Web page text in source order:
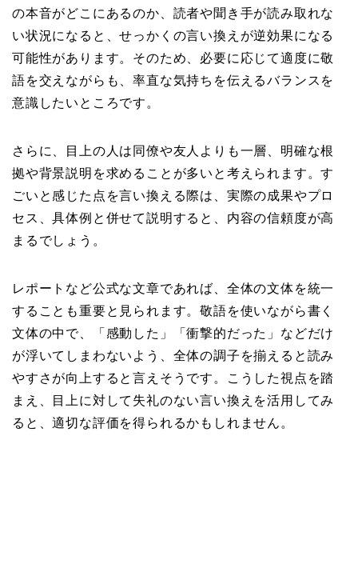
の本音がどこにあるのか、読者や聞き手が読み取れな
い状況になると、せっかくの言い換えが逆効果になる
可能性があります。そのため、必要に応じて適度に敬
語を交えながらも、率直な気持ちを伝えるバランスを
意識したいところです。
さらに、目上の人は同僚や友人よりも一層、明確な根
拠や背景説明を求めることが多いと考えられます。す
ごいと感じた点を言い換える際は、実際の成果やプロ
セス、具体例と併せて説明すると、内容の信頼度が高
まるでしょう。
レポートなど公式な文章であれば、全体の文体を統一
することも重要と見られます。敬語を使いながら書く
文体の中で、「感動した」「衝撃的だった」などだけ
が浮いてしまわないよう、全体の調子を揃えると読み
やすさが向上すると言えそうです。こうした視点を踏
まえ、目上に対して失礼のない言い換えを活用してみ
ると、適切な評価を得られるかもしれません。